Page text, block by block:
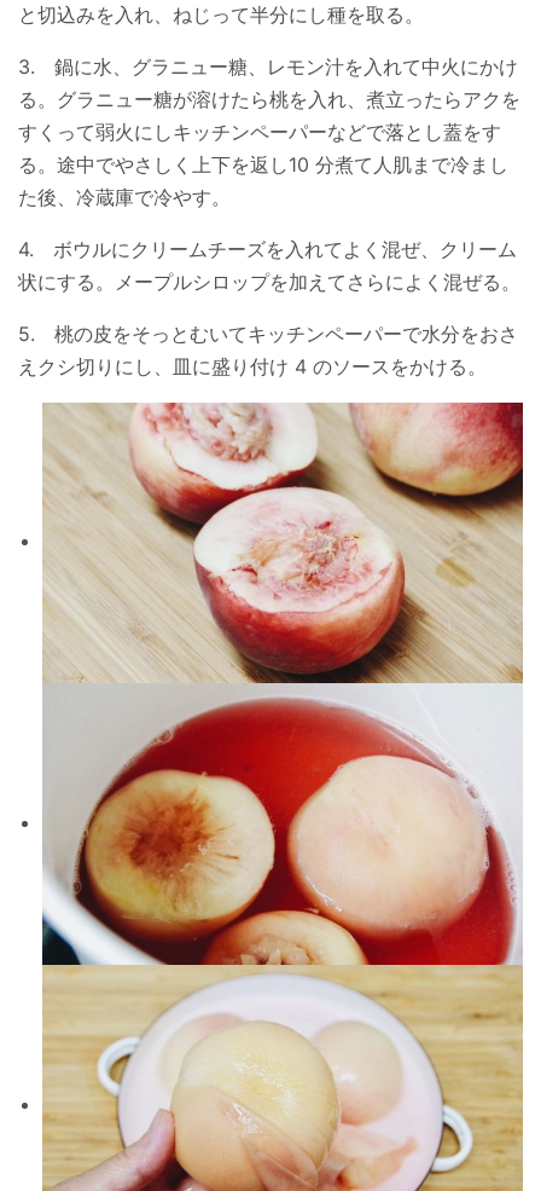
と切込みを入れ、ねじって半分にし種を取る。
3. 鍋に水、グラニュー糖、レモン汁を入れて中火にかけ
る。グラニュー糖が溶けたら桃を入れ、煮立ったらアクを
すくって弱火にしキッチンペーパーなどで落とし蓋をす
る。途中でやさしく上下を返し10 分煮て人肌まで冷まし
た後、冷蔵庫で冷やす。
4. ボウルにクリームチーズを入れてよく混ぜ、クリーム
状にする。メープルシロップを加えてさらによく混ぜる。
5. 桃の皮をそっとむいてキッチンペーパーで水分をおさ
えクシ切りにし、皿に盛り付け 4 のソースをかける。